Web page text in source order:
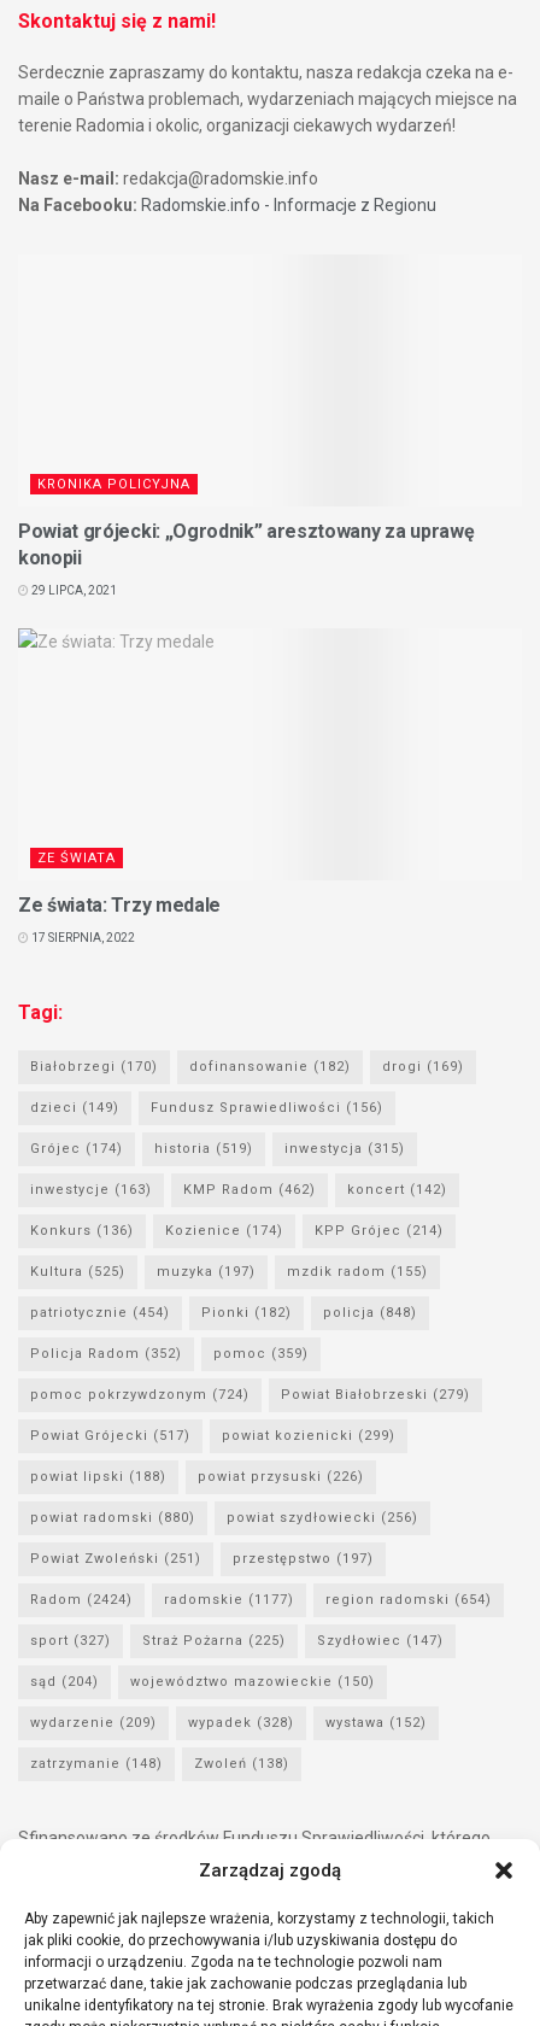
Zarządzaj zgodą
Aby zapewnić jak najlepsze wrażenia, korzystamy z technologii, takich
jak pliki cookie, do przechowywania i/lub uzyskiwania dostępu do
informacji o urządzeniu. Zgoda na te technologie pozwoli nam
przetwarzać dane, takie jak zachowanie podczas przeglądania lub
unikalne identyfikatory na tej stronie. Brak wyrażenia zgody lub wycofanie
Skontaktuj się z nami!
Serdecznie zapraszamy do kontaktu, nasza redakcja czeka na e-
maile o Państwa problemach, wydarzeniach mających miejsce na
terenie Radomia i okolic, organizacji ciekawych wydarzeń!
Nasz e-mail: redakcja@radomskie.info
Na Facebooku: Radomskie.info - Informacje z Regionu
KRONIKA POLICYJNA
Powiat grójecki: „Ogrodnik” aresztowany za uprawę
konopii
29 LIPCA, 2021
ZE ŚWIATA
Ze świata: Trzy medale
17 SIERPNIA, 2022
Tagi:
Białobrzegi (170) dofinansowanie (182) drogi (169)
dzieci (149) Fundusz Sprawiedliwości (156)
Grójec (174) historia (519) inwestycja (315)
inwestycje (163) KMP Radom (462) koncert (142)
Konkurs (136) Kozienice (174) KPP Grójec (214)
Kultura (525) muzyka (197) mzdik radom (155)
patriotycznie (454) Pionki (182) policja (848)
Policja Radom (352) pomoc (359)
pomoc pokrzywdzonym (724) Powiat Białobrzeski (279)
Powiat Grójecki (517) powiat kozienicki (299)
powiat lipski (188) powiat przysuski (226)
powiat radomski (880) powiat szydłowiecki (256)
Powiat Zwoleński (251) przestępstwo (197)
Radom (2424) radomskie (1177) region radomski (654)
sport (327) Straż Pożarna (225) Szydłowiec (147)
sąd (204) województwo mazowieckie (150)
wydarzenie (209) wypadek (328) wystawa (152)
zatrzymanie (148) Zwoleń (138)
Sfinansowano ze środków Funduszu Sprawiedliwości, którego
dysponentem jest Minister Sprawiedliwości.